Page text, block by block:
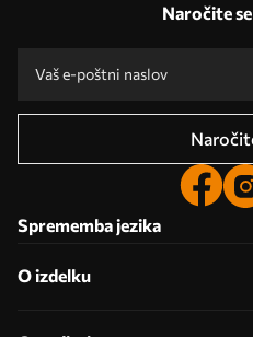
Naročite
Sprememba jezika
O izdelku